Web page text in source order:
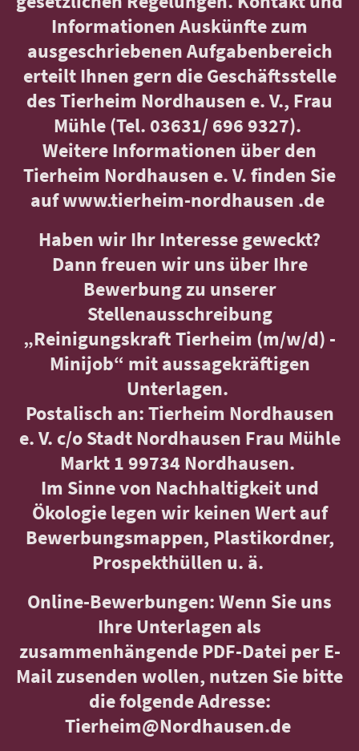
Informationen Auskünfte zum
ausgeschriebenen Aufgabenbereich
erteilt Ihnen gern die Geschäftsstelle
des Tierheim Nordhausen e. V., Frau
Mühle (Tel. 03631/ 696 9327).
Weitere Informationen über den
Tierheim Nordhausen e. V. finden Sie
auf www.tierheim-nordhausen .de
Haben wir Ihr Interesse geweckt?
Dann freuen wir uns über Ihre
Bewerbung zu unserer
Stellenausschreibung
„Reinigungskraft Tierheim (m/w/d) -
Minijob“ mit aussagekräftigen
Unterlagen.
Postalisch an: Tierheim Nordhausen
e. V. c/o Stadt Nordhausen Frau Mühle
Markt 1 99734 Nordhausen.
Im Sinne von Nachhaltigkeit und
Ökologie legen wir keinen Wert auf
Bewerbungsmappen, Plastikordner,
Prospekthüllen u. ä.
Online-Bewerbungen: Wenn Sie uns
Ihre Unterlagen als
zusammenhängende PDF-Datei per E-
Mail zusenden wollen, nutzen Sie bitte
die folgende Adresse:
Tierheim@Nordhausen.de